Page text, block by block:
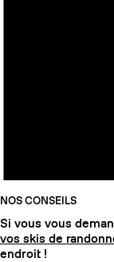
NOS CONSEILS
Si vous vous
vos skis de
endroit !